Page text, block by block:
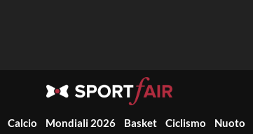
Calcio Mondiali 2026 Basket Ciclismo Nuoto